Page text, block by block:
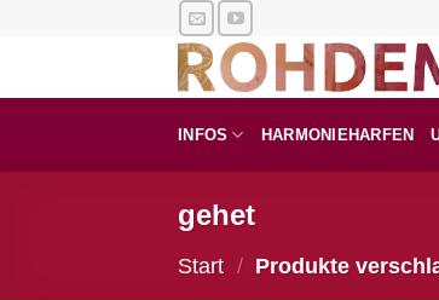
INFOS HARMONIEHARFEN
gehet
Start / Produkte